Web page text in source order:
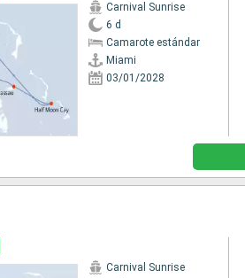
Carnival Sunrise
6 d
Camarote estándar
Miami
03/01/2028
Carnival Sunrise